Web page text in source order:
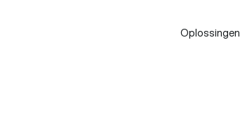
Oplossingen